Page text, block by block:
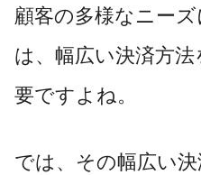
顧客の多様なニー
は、幅広い決済方
要ですよね。
では、その幅広い